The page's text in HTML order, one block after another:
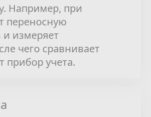
Например, при
переносную
и измеряет
чего сравнивает
прибор учета.